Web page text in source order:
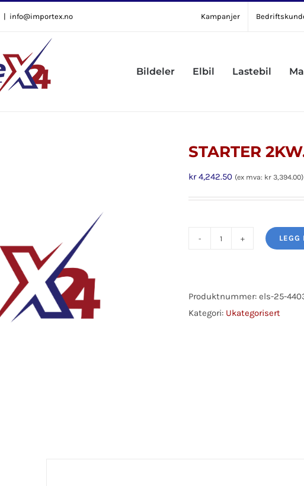
| info@importex.no Kampanjer
Bildeler Elbil Lastebil
STARTER
kr4,242.50 (ex mva: kr 3,394.00)
antall
LEGG
Produktnummer: els-25-
Kategori: Ukategorisert